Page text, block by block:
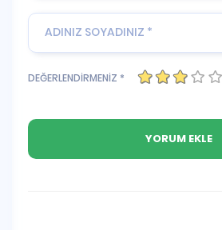
DEĞERLENDİRMENİZ *